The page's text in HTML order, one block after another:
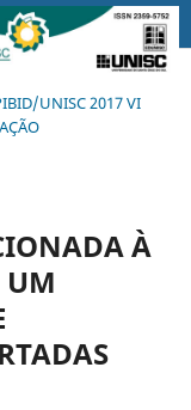
UNISC 2017 VI
À
UM